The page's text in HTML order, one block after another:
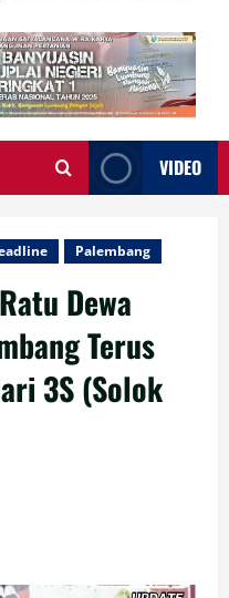
VIDEO
Palembang
Dewa
Terus
3S (Solok